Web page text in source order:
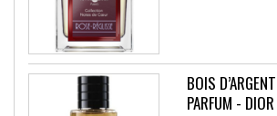
BOIS
PARFUM - DIOR